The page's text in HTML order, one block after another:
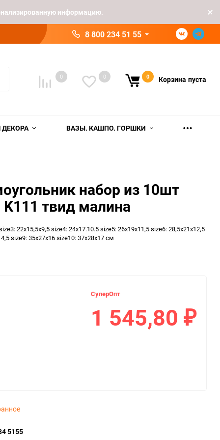
информацию.
8 800 234 51 55
0 0 0 Корзина пуста
ДЕКОРА ВАЗЫ. КАШПО. ГОРШКИ
набор из 10шт
твид малина
22х15,5х9,5 size4: 24х17.10.5 size5: 26х19х11,5 size6: 28,5х21х12,5
size9: 35х27х16 size10: 37х28х17 см
СуперОпт
1 545,80 ₽
5155